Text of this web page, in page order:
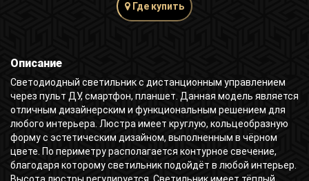
Где купить
Описание
Светодиодный светильник с дистанционным управлением
через пульт ДУ, смартфон, планшет. Данная модель является
отличным дизайнерским и функциональным решением для
любого интерьера. Люстра имеет круглую, кольцеобразную
форму с эстетическим дизайном, выполненным в чёрном
цвете. По периметру располагается контурное свечение,
благодаря которому светильник подойдёт в любой интерьер.